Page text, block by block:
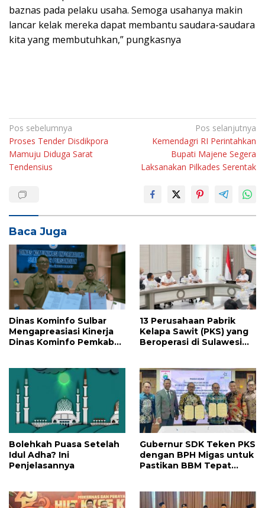
baznas pada pelaku usaha. Semoga usahanya makin
lancar kelak mereka dapat membantu saudara-saudara
kita yang membutuhkan,” pungkasnya
Navigasi
pos
Pos sebelumnya
Proses Tender Disdikpora
Mamuju Diduga Sarat
Tendensius
Pos selanjutnya
Kemendagri RI Perintahkan
Bupati Majene Segera
Laksanakan Pilkades Serentak
Baca Juga
Dinas Kominfo Sulbar
Mengapreasiasi Kinerja
Dinas Kominfo Pemkab
13 Perusahaan Pabrik
Kelapa Sawit (PKS) yang
Beroperasi di Sulawesi
Bolehkah Puasa Setelah
Idul Adha? Ini
Penjelasannya
Gubernur SDK Teken PKS
dengan BPH Migas untuk
Pastikan BBM Tepat
Perkuat Pengawasan